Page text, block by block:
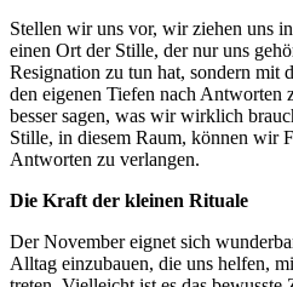
Stellen wir uns vor, wir ziehen uns
einen Ort der Stille, der nur uns
Resignation zu tun hat, sondern mit
den eigenen Tiefen nach Antworten
besser sagen, was wir wirklich
Stille, in diesem Raum, können wir
Antworten zu verlangen.
Die Kraft der kleinen Rituale
Der November eignet sich
Alltag einzubauen, die uns helfen,